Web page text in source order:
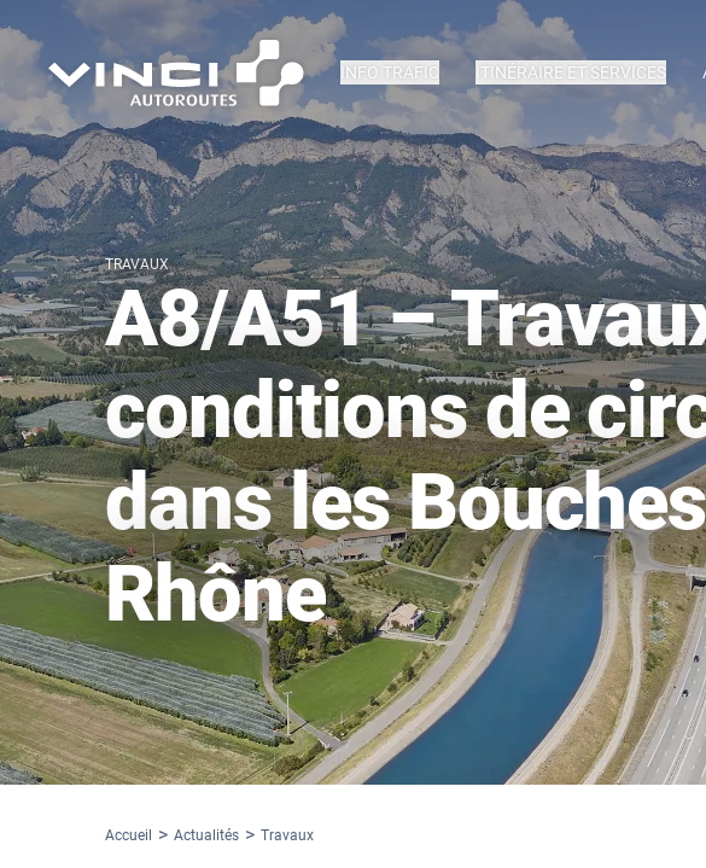
INFO TRAFIC ITINÉRAIRE ET SERVICES
TRAVAUX
A8/A51 –
conditions de
dans les
Rhône
Accueil Actualités Travaux